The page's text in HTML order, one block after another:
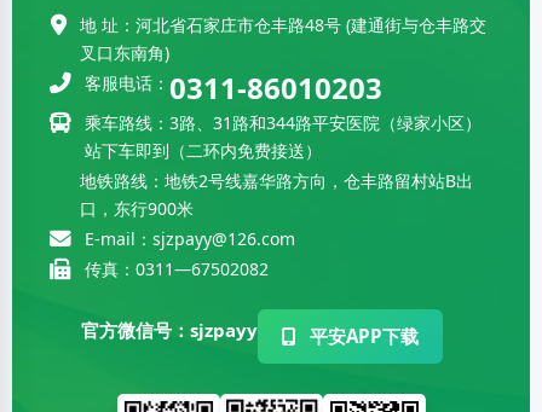
地 址：河北省石家庄市仓丰路48号 (建通街与仓丰路交
叉口东南角)
客服电话： 0311-86010203
乘车路线：3路、31路和344路平安医院（绿家小区）
站下车即到（二环内免费接送）
地铁路线：地铁2号线嘉华路方向，仓丰路留村站B出
口，东行900米
E-mail：sjzpayy@126.com
传真：0311—67502082
官方微信号：sjzpayy 平安APP下载